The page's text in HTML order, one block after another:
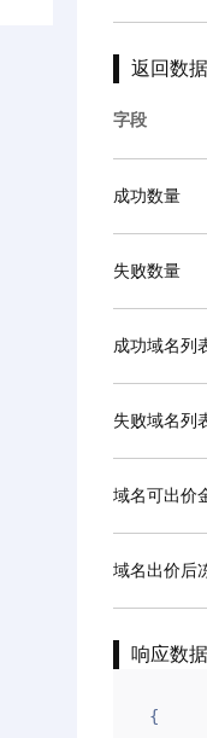
返回数据
字段
成功数量
失败数量
成功域名列
失败域名列
域名可出价
域名出价后
响应数据
{